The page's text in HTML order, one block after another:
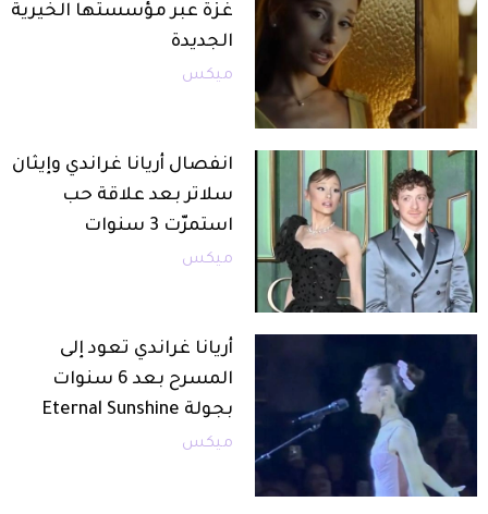
غزة عبر مؤسستها الخيرية
الجديدة
ميكس
انفصال أريانا غراندي وإيثان
سلاتر بعد علاقة حب
استمرّت 3 سنوات
ميكس
أريانا غراندي تعود إلى
المسرح بعد 6 سنوات
بجولة Eternal Sunshine
ميكس